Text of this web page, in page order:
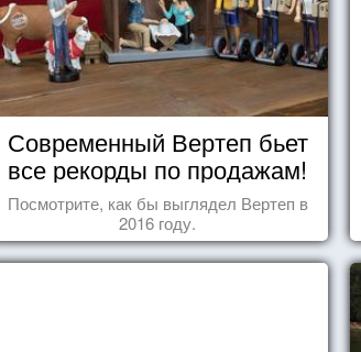
Современный Вертеп бьет
все рекорды по продажам!
Посмотрите, как бы выглядел Вертеп в
2016 году.